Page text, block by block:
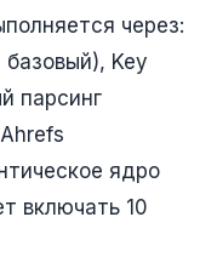
через:
Key
парсинг
ядро
включать 10